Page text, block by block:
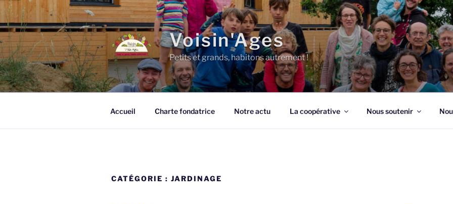
Aller
au
contenu
principal
Voisin'Ages
Petits et grands, habitons autrement !
Accueil Charte fondatrice Notre actu La coopérative Nous soutenir
CATÉGORIE : JARDINAGE